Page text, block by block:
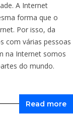
A Internet
forma que o
Por isso, da
com várias pessoas
na Internet somos
do mundo.
Read more